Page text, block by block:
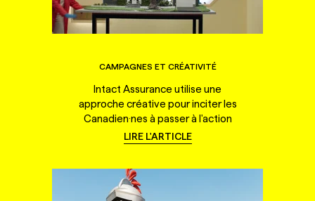
CAMPAGNES ET CRÉATIVITÉ
Intact Assurance utilise une
approche créative pour inciter les
Canadien·nes à passer à l'action
LIRE L'ARTICLE